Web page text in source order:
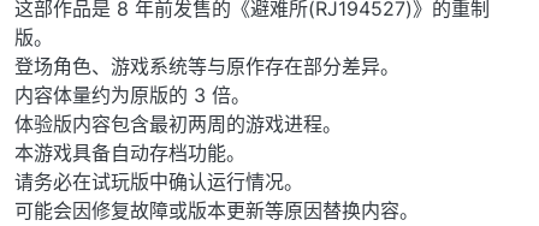
这部作品是 8 年前发售的《避难所(RJ194527)》的重制
版。
登场角色、游戏系统等与原作存在部分差异。
内容体量约为原版的 3 倍。
体验版内容包含最初两周的游戏进程。
本游戏具备自动存档功能。
请务必在试玩版中确认运行情况。
可能会因修复故障或版本更新等原因替换内容。